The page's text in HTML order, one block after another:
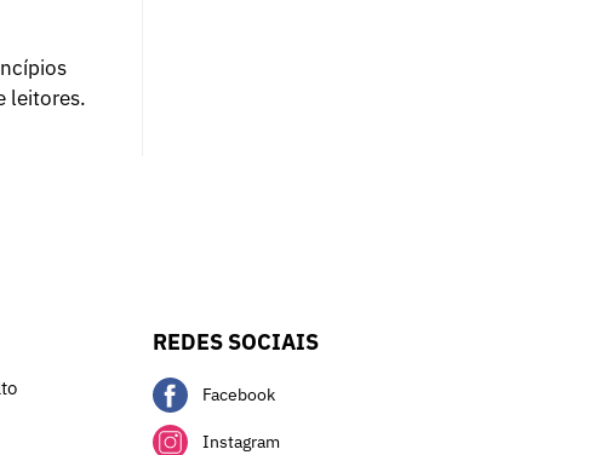
leitores.
REDES SOCIAIS
Facebook
Instagram